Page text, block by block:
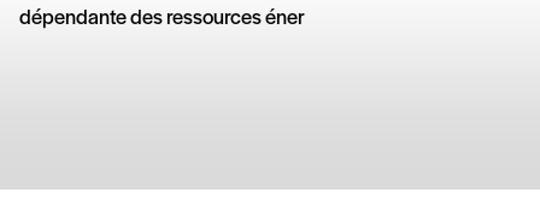
dépendante des ressources éner